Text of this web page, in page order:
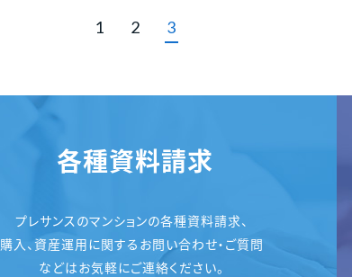
1 2 3
各種資料請求
プレサンスのマンションの各種資料請求、
購入、資産運用に関するお問い合わせ・ご質問
などはお気軽にご連絡ください。